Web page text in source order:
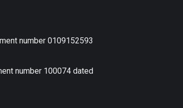
number 0109152593
number 100074 dated